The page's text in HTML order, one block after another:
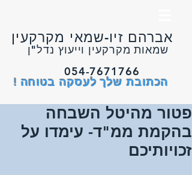
054-7671766
הכתובת שלך לעסקה בטוחה !
פטור מהיטל השבחה
בהקמת ממ"ד- עימדו על
זכויותיכם